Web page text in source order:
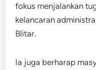
fokus menjalankan
kelancaran
Blitar.
Ia juga berharap